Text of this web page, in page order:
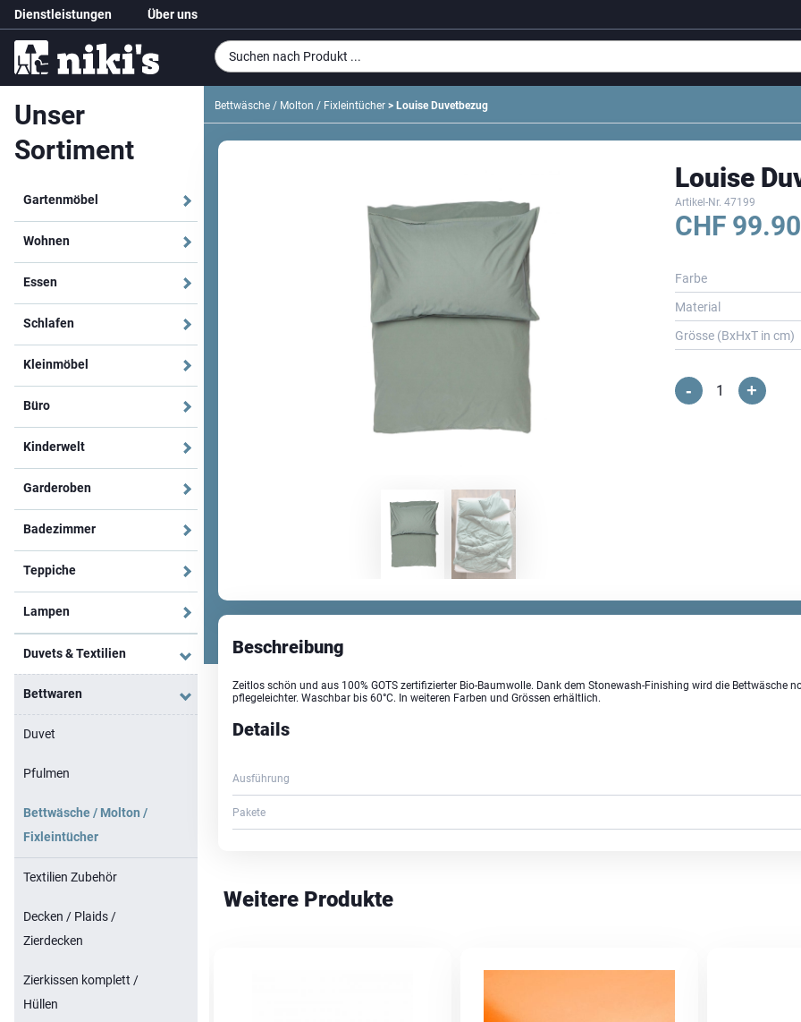
Dienstleistungen Über uns
Unser
Sortiment
Gartenmöbel
Wohnen
Essen
Schlafen
Kleinmöbel
Büro
Kinderwelt
Garderoben
Badezimmer
Teppiche
Lampen
Duvets & Textilien
Bettwaren
Duvet
Pfulmen
Bettwäsche / Molton /
Fixleintücher
Textilien Zubehör
Decken / Plaids /
Zierdecken
Zierkissen komplett /
Hüllen
Bettwäsche / Molton / Fixleintücher > Louise Duvetbezug
Louise
Artikel-Nr. 47199
CHF99.90
Farbe
Material
Grösse (BxHxT in cm)
-
Louise +
Beschreibung
Zeitlos schön und aus 100% GOTS zertifizierter Bio-Baumwolle. Dank dem Stonewash-Finishing wird die Bettwäsche
pflegeleichter. Waschbar bis 60°C. In weiteren Farben und Grössen erhältlich.
Details
Ausführung
Pakete
Weitere Produkte